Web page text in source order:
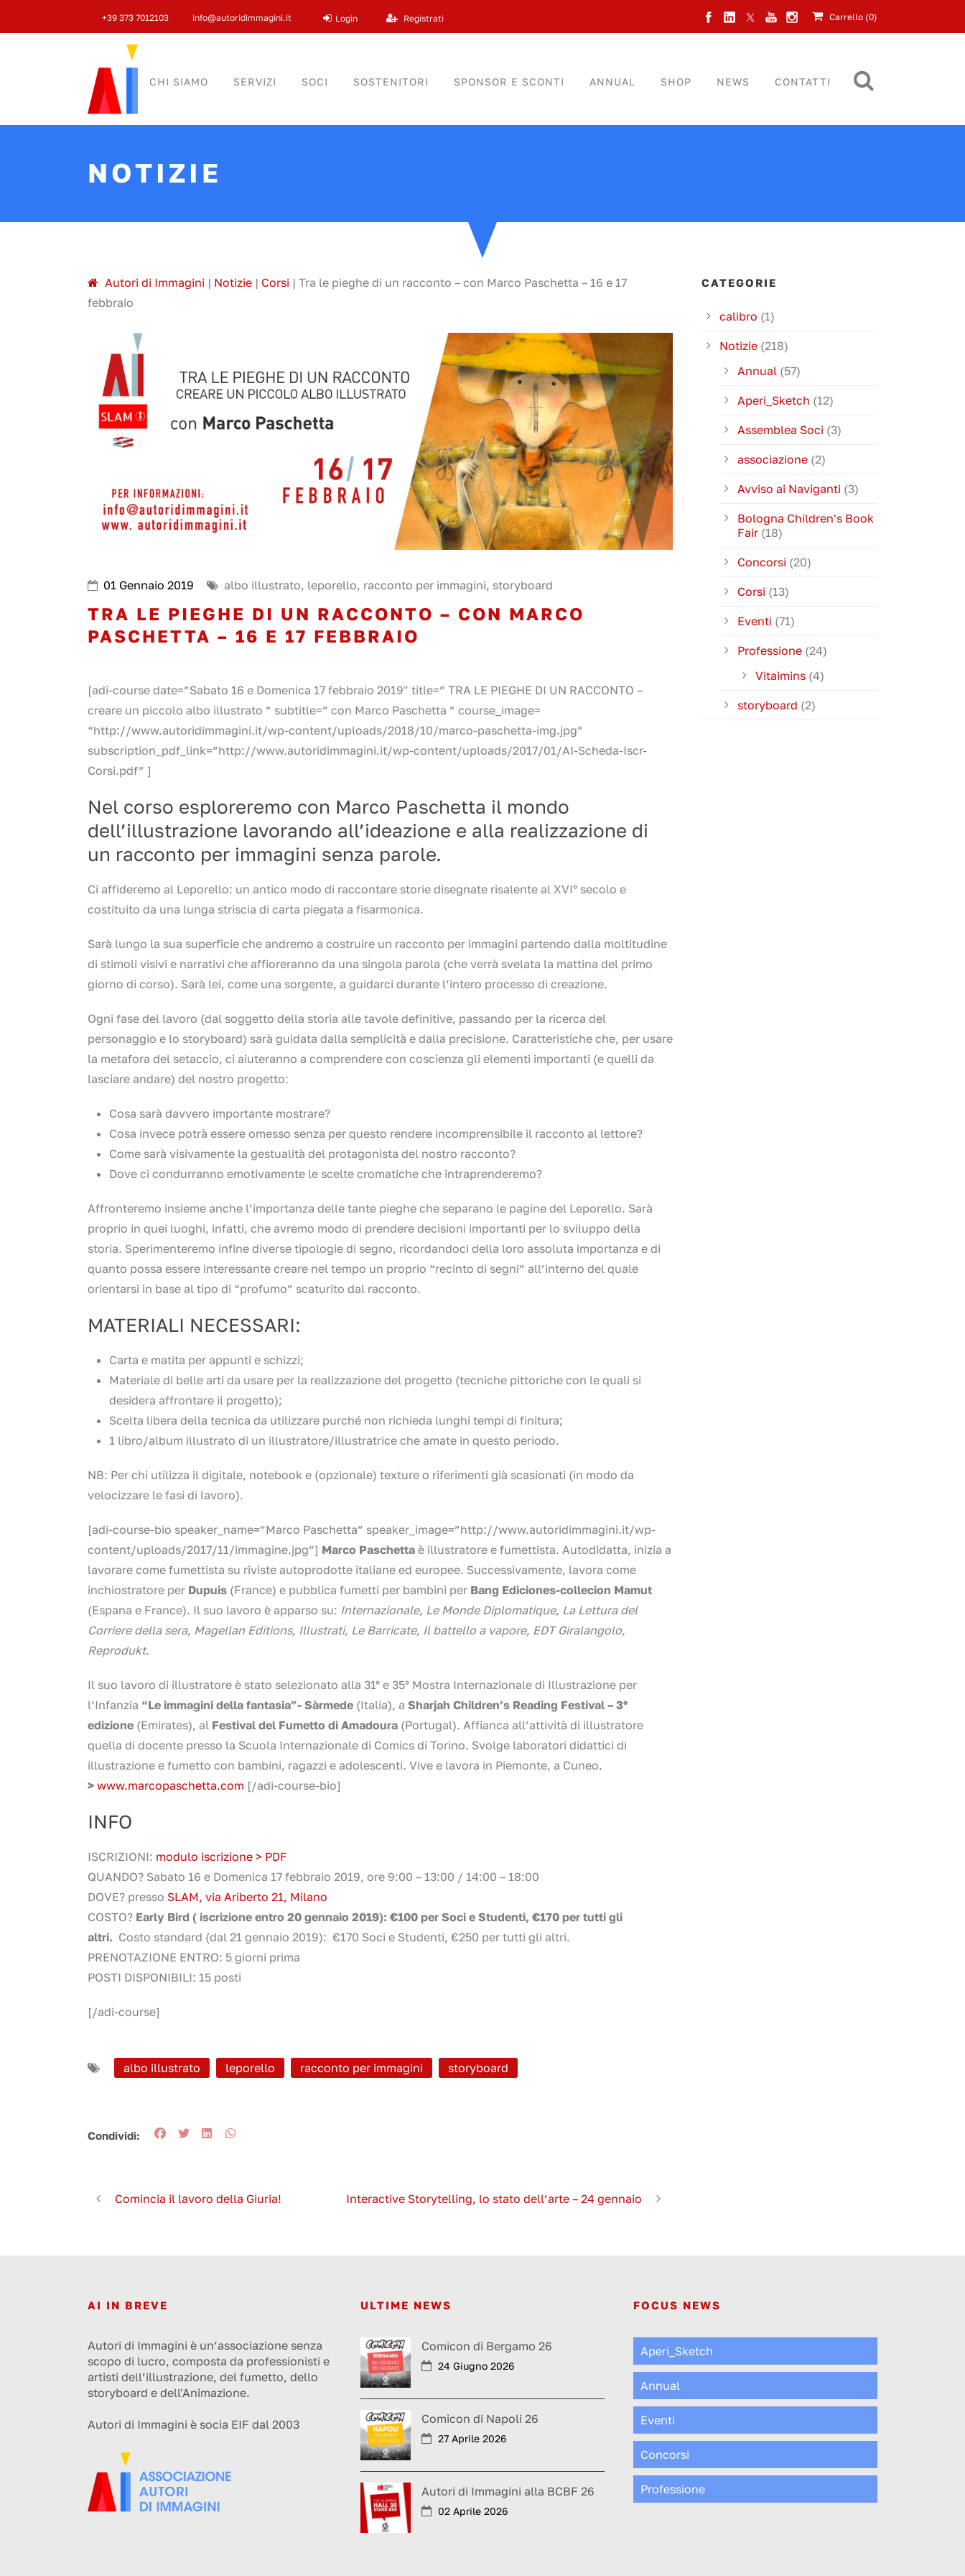
+39 373 7012103 info@autoridimmagini.it Login Registrati Carrello (0)
CHI SIAMO SERVIZI SOCI SOSTENITORI SPONSOR E SCONTI ANNUAL SHOP NEWS CONTATTI
NOTIZIE
Autori di Immagini | Notizie | Corsi | Tra le pieghe di un racconto – con Marco Paschetta – 16 e 17
febbraio
01 Gennaio 2019 albo illustrato, leporello, racconto per immagini, storyboard
TRA LE PIEGHE DI UN RACCONTO – CON MARCO
PASCHETTA – 16 E 17 FEBBRAIO
[adi-course date=”Sabato 16 e Domenica 17 febbraio 2019″ title=” TRA LE PIEGHE DI UN RACCONTO –
creare un piccolo albo illustrato ” subtitle=” con Marco Paschetta ” course_image=
“http://www.autoridimmagini.it/wp-content/uploads/2018/10/marco-paschetta-img.jpg”
subscription_pdf_link=”http://www.autoridimmagini.it/wp-content/uploads/2017/01/AI-Scheda-Iscr-
Corsi.pdf” ]
Nel corso esploreremo con Marco Paschetta il mondo
dell’illustrazione lavorando all’ideazione e alla realizzazione di
un racconto per immagini senza parole.
Ci affideremo al Leporello: un antico modo di raccontare storie disegnate risalente al XVI° secolo e
costituito da una lunga striscia di carta piegata a fisarmonica.
Sarà lungo la sua superficie che andremo a costruire un racconto per immagini partendo dalla moltitudine
di stimoli visivi e narrativi che affioreranno da una singola parola (che verrà svelata la mattina del primo
giorno di corso). Sarà lei, come una sorgente, a guidarci durante l’intero processo di creazione.
Ogni fase del lavoro (dal soggetto della storia alle tavole definitive, passando per la ricerca del
personaggio e lo storyboard) sarà guidata dalla semplicità e dalla precisione. Caratteristiche che, per usare
la metafora del setaccio, ci aiuteranno a comprendere con coscienza gli elementi importanti (e quelli da
lasciare andare) del nostro progetto:
Cosa sarà davvero importante mostrare?
Cosa invece potrà essere omesso senza per questo rendere incomprensibile il racconto al lettore?
Come sarà visivamente la gestualità del protagonista del nostro racconto?
Dove ci condurranno emotivamente le scelte cromatiche che intraprenderemo?
Affronteremo insieme anche l’importanza delle tante pieghe che separano le pagine del Leporello. Sarà
proprio in quei luoghi, infatti, che avremo modo di prendere decisioni importanti per lo sviluppo della
storia. Sperimenteremo infine diverse tipologie di segno, ricordandoci della loro assoluta importanza e di
quanto possa essere interessante creare nel tempo un proprio “recinto di segni” all’interno del quale
orientarsi in base al tipo di “profumo” scaturito dal racconto.
MATERIALI NECESSARI:
Carta e matita per appunti e schizzi;
Materiale di belle arti da usare per la realizzazione del progetto (tecniche pittoriche con le quali si
desidera affrontare il progetto);
Scelta libera della tecnica da utilizzare purché non richieda lunghi tempi di finitura;
1 libro/album illustrato di un illustratore/illustratrice che amate in questo periodo.
NB: Per chi utilizza il digitale, notebook e (opzionale) texture o riferimenti già scasionati (in modo da
velocizzare le fasi di lavoro).
[adi-course-bio speaker_name=”Marco Paschetta” speaker_image=”http://www.autoridimmagini.it/wp-
content/uploads/2017/11/immagine.jpg”] Marco Paschetta è illustratore e fumettista. Autodidatta, inizia a
lavorare come fumettista su riviste autoprodotte italiane ed europee. Successivamente, lavora come
inchiostratore per Dupuis (France) e pubblica fumetti per bambini per Bang Ediciones-collecion Mamut
(Espana e France). Il suo lavoro è apparso su: Internazionale, Le Monde Diplomatique, La Lettura del
Corriere della sera, Magellan Editions, Illustrati, Le Barricate, Il battello a vapore, EDT Giralangolo,
Reprodukt.
Il suo lavoro di illustratore è stato selezionato alla 31° e 35° Mostra Internazionale di Illustrazione per
l’Infanzia “Le immagini della fantasia”- Sàrmede (Italia), a Sharjah Children’s Reading Festival – 3°
edizione (Emirates), al Festival del Fumetto di Amadoura (Portugal). Affianca all’attività di illustratore
quella di docente presso la Scuola Internazionale di Comics di Torino. Svolge laboratori didattici di
illustrazione e fumetto con bambini, ragazzi e adolescenti. Vive e lavora in Piemonte, a Cuneo.
> www.marcopaschetta.com [/adi-course-bio]
INFO
ISCRIZIONI: modulo iscrizione > PDF
QUANDO? Sabato 16 e Domenica 17 febbraio 2019, ore 9:00 – 13:00 / 14:00 – 18:00
DOVE? presso SLAM, via Ariberto 21, Milano
COSTO? Early Bird ( iscrizione entro 20 gennaio 2019): €100 per Soci e Studenti, €170 per tutti gli
altri. Costo standard (dal 21 gennaio 2019): €170 Soci e Studenti, €250 per tutti gli altri.
PRENOTAZIONE ENTRO: 5 giorni prima
POSTI DISPONIBILI: 15 posti
[/adi-course]
albo illustrato leporello racconto per immagini storyboard
Condividi:
Comincia il lavoro della Giuria! Interactive Storytelling, lo stato dell’arte – 24 gennaio
CATEGORIE
calibro (1)
Notizie (218)
Annual (57)
Aperi_Sketch (12)
Assemblea Soci (3)
associazione (2)
Avviso ai Naviganti (3)
Bologna Children's Book
Fair (18)
Concorsi (20)
Corsi (13)
Eventi (71)
Professione (24)
Vitaimins (4)
storyboard (2)
AI IN BREVE
Autori di Immagini è un’associazione senza
scopo di lucro, composta da professionisti e
artisti dell’illustrazione, del fumetto, dello
storyboard e dell'Animazione.
Autori di Immagini è socia EIF dal 2003
ULTIME NEWS
Comicon di Bergamo 26
24 Giugno 2026
Comicon di Napoli 26
27 Aprile 2026
Autori di Immagini alla BCBF 26
02 Aprile 2026
FOCUS NEWS
Aperi_Sketch
Annual
Eventi
Concorsi
Professione